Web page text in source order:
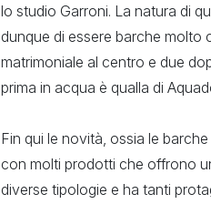
lo studio Garroni. La natura di
dunque di essere barche
matrimoniale al centro e due
prima in acqua è qualla di
Fin qui le novità, ossia le
con molti prodotti che offrono
diverse tipologie e ha tanti